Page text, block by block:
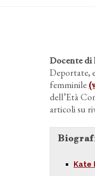
Docente di
Deportate,
femminile
dell’Età
articoli su
Kate